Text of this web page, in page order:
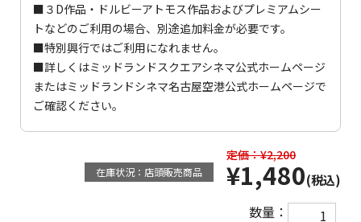
■３D作品・ドルビーアトモス作品およびプレミアムシー
トなどのご利用の場合、別途追加料金が必要です。
■特別興行ではご利用になれません。
■詳しくはミッドランドスクエアシネマ公式ホームページ
またはミッドランドシネマ名古屋空港公式ホームページで
ご確認ください。
在庫状況：店頭販売商品
定価：¥2,200
¥1,480(税込)
数量：